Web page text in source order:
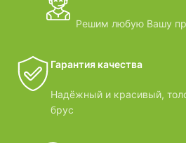
Решим любую Вашу
Гарантия качества
Надёжный и красивый,
брус